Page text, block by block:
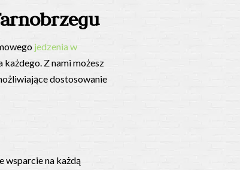
jedzenia w
każdego. Z nami możesz
dostosowanie
wsparcie na każdą